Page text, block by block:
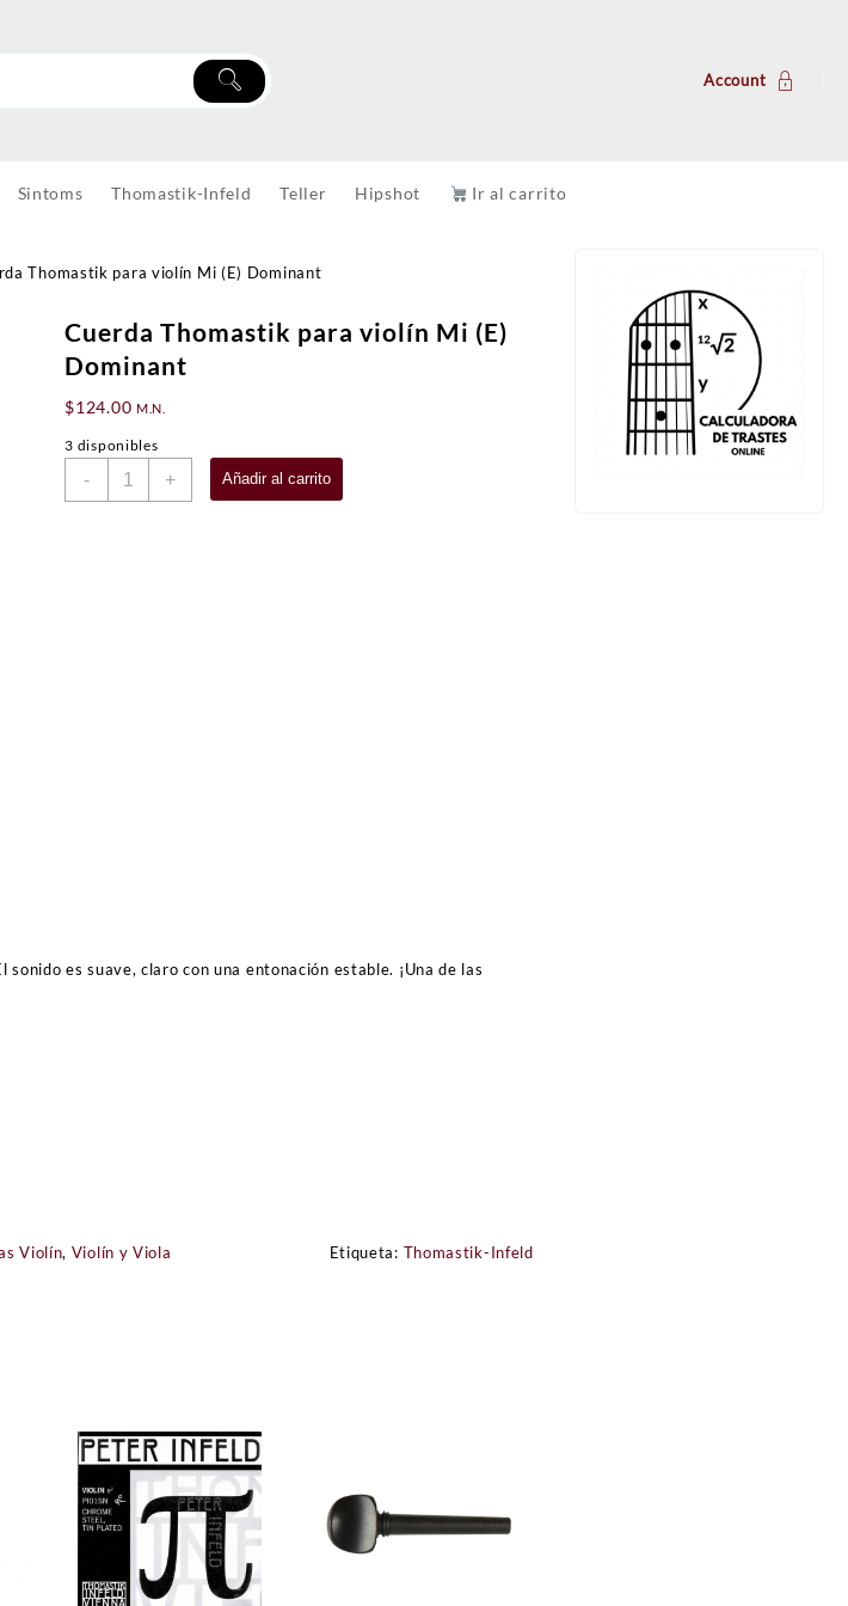
Account
Sintoms Thomastik-Infeld Teller Hipshot Ir al carrito
Thomastik para violín Mi (E) Dominant
Cuerda Thomastik para violín Mi (E)
Dominant
$124.00 M.N.
3 disponibles
-
Cuerda
+ Añadir al carrito
es suave, claro con una entonación estable. ¡Una de las
Violín, Violín y Viola Etiqueta: Thomastik-Infeld